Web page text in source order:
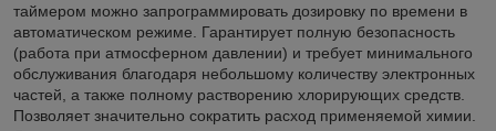
таймером можно запрограммировать дозировку по времени в
автоматическом режиме. Гарантирует полную безопасность
(работа при атмосферном давлении) и требует минимального
обслуживания благодаря небольшому количеству электронных
частей, а также полному растворению хлорирующих средств.
Позволяет значительно сократить расход применяемой химии.